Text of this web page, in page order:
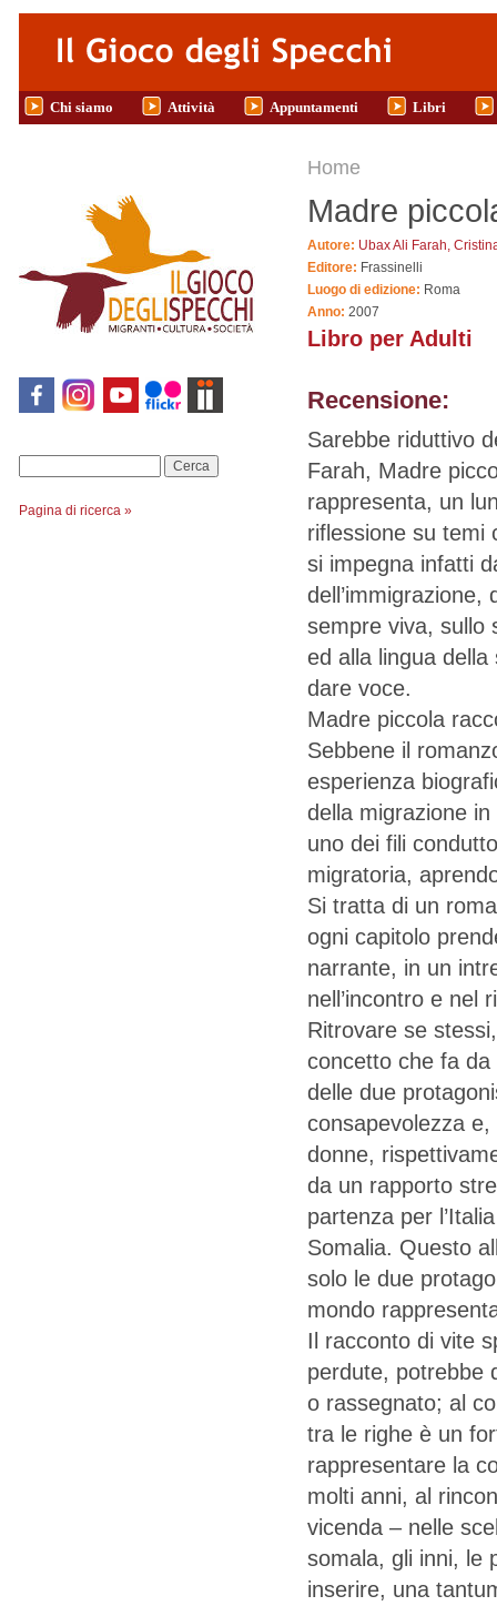
Salta al contenuto principale
Chi siamo Attività Appuntamenti Libri
Pagina di ricerca »
Tu sei qui
Home
Madre
Autore: Ubax Ali Farah,
Editore: Frassinelli
Luogo di edizione: Roma
Anno: 2007
Libro per Adulti
Recensione:
Sarebbe riduttivo
Farah, Madre
rappresenta, un
riflessione su temi
si impegna infatti
sempre viva, sullo
ed alla lingua
dare voce.
Madre piccola
Sebbene il
esperienza
della migrazione
uno dei fili
migratoria,
Si tratta di un
ogni capitolo
narrante, in un
nell’incontro e nel
Ritrovare se
concetto che fa da
delle due
consapevolezza
donne,
da un rapporto
partenza per
Somalia. Questo
solo le due
mondo
Il racconto di vite
perdute, potrebbe
o rassegnato; al
tra le righe è un
rappresentare la
molti anni, al
vicenda – nelle
somala, gli inni, le
inserire, una